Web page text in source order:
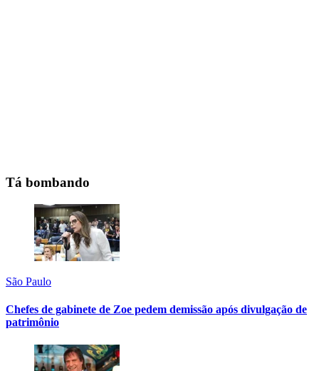
Tá bombando
São Paulo
Chefes de gabinete de Zoe pedem demissão após divulgação de
patrimônio